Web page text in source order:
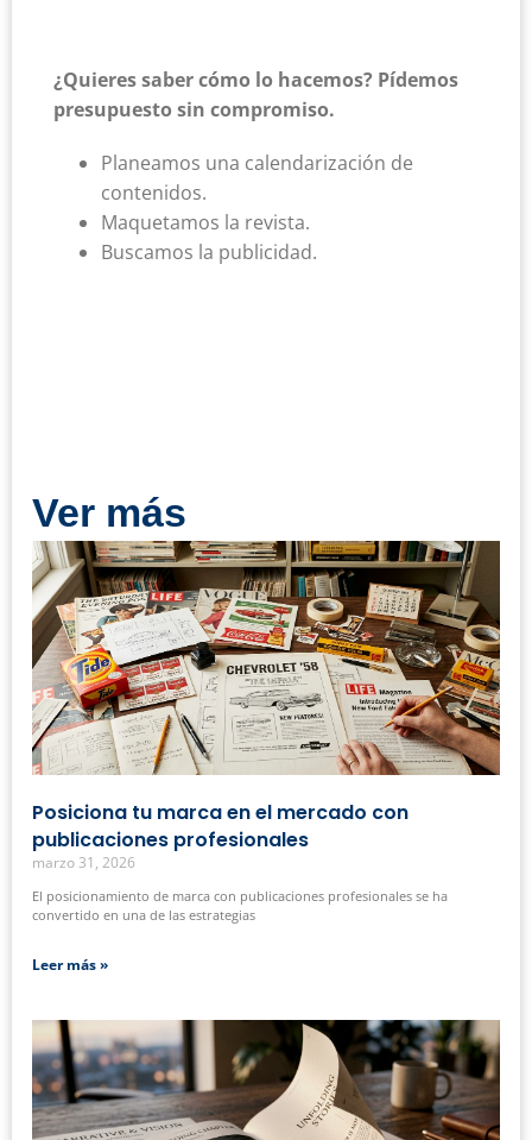
¿Quieres saber cómo lo hacemos? Pídemos
presupuesto sin compromiso.
Planeamos una calendarización de
contenidos.
Maquetamos la revista.
Buscamos la publicidad.
Ver más
Posiciona tu marca en el mercado con
publicaciones profesionales
marzo 31, 2026
El posicionamiento de marca con publicaciones profesionales se ha
convertido en una de las estrategias
Leer más »